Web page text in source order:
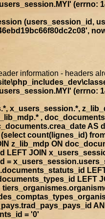
(errno:
(users_session_id,
information - headers
(errno:
x_users_session.*,
,
AS
count(lignes_id)
z_lib_mdp ON
LEFT JOIN
=
LEFT
= '0'